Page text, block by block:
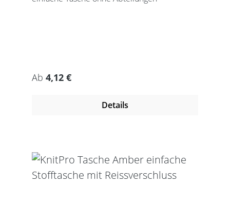
Regulärer Preis:
Ab 4,12 €
Details